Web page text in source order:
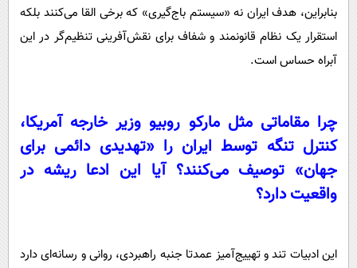
بنابراین، هدف ایران نه «سیستم باج‌گیری» که برخی القا می‌کنند بلکه
استقرار یک نظام قانونمند و شفاف برای نقش‌آفرینی تنظیم‌گر در این
آبراه حساس است.
چرا مقاماتی مثل مارکو روبیو وزیر خارجه آمریکا،
کنترل تنگه توسط ایران را «تهدیدی دائمی برای
جهان» توصیف می‌کنند؟ آیا این ادعا ریشه در
واقعیت دارد؟
این ادبیات تند و تهییج‌آمیز عمدتا جنبه راهبردی، روانی و رسانه‌ای دارد